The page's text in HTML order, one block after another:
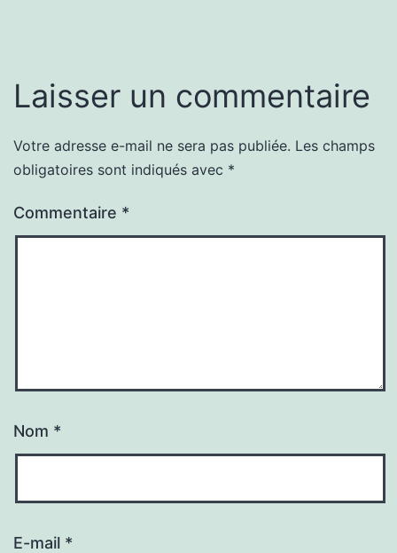
Laisser un commentaire
Votre adresse e-mail ne sera pas publiée. Les champs
obligatoires sont indiqués avec *
Commentaire *
Nom *
E-mail *